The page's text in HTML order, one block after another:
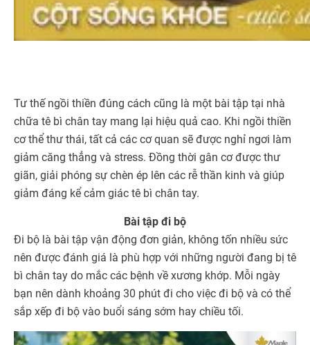
Tư thế ngồi thiền đúng cách cũng là một bài tập tại nhà
chữa tê bì chân tay mang lại hiệu quả cao. Khi ngồi thiền
cơ thể thư thái, tất cả các cơ quan sẽ được nghỉ ngơi làm
giảm căng thẳng và stress. Đồng thời gân cơ được thư
giãn, giải phóng sự chèn ép lên các rễ thần kinh và giúp
giảm đáng kể cảm giác tê bì chân tay.
Bài tập đi bộ
Đi bộ là bài tập vận động đơn giản, không tốn nhiều sức
nên được đánh giá là phù hợp với những người đang bị tê
bì chân tay do mắc các bệnh về xương khớp. Mỗi ngày
bạn nên dành khoảng 30 phút đi cho việc đi bộ và có thể
sắp xếp đi bộ vào buổi sáng sớm hay chiều tối.